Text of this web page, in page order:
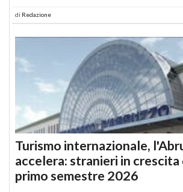
di Redazione
Turismo internazionale,
accelera: stranieri in crescita
primo semestre 2026